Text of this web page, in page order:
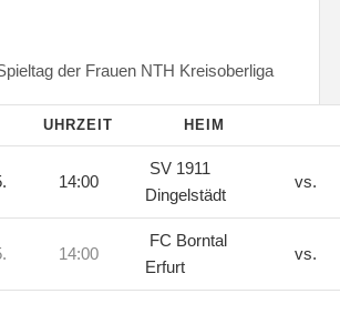
der Frauen NTH Kreisoberliga
UHRZEIT HEIM
14:00
SV 1911
Dingelstädt
vs.
14:00
FC Borntal
Erfurt
vs.